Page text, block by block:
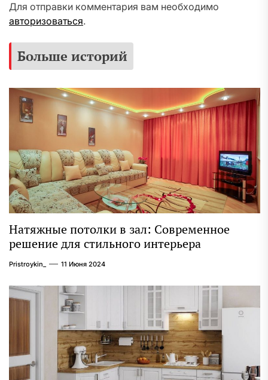
Для отправки комментария вам необходимо
авторизоваться.
Больше историй
Натяжные потолки в зал: Современное
решение для стильного интерьера
Pristroykin_ 11 Июня 2024